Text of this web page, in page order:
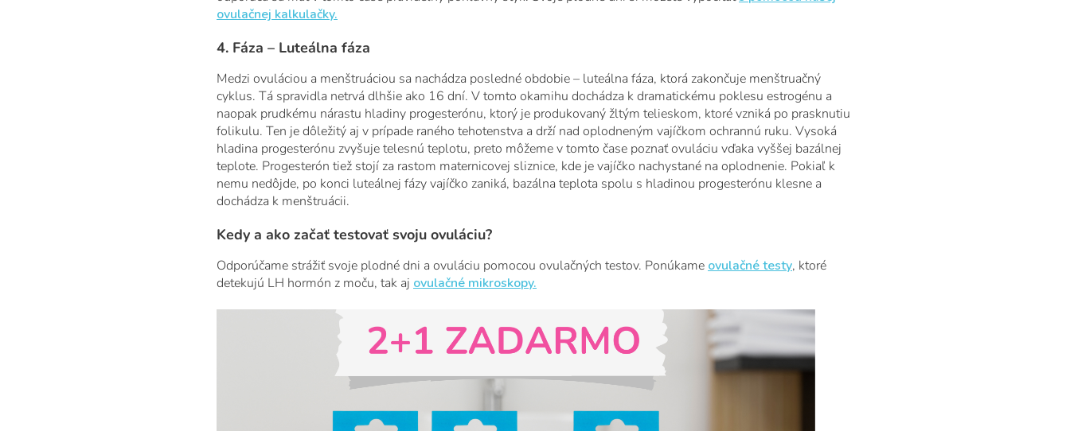
ovulačnej kalkulačky.
4. Fáza – Luteálna fáza
Medzi ovuláciou a menštruáciou sa nachádza posledné obdobie – luteálna fáza, ktorá zakončuje menštruačný
cyklus. Tá spravidla netrvá dlhšie ako 16 dní. V tomto okamihu dochádza k dramatickému poklesu estrogénu a
naopak prudkému nárastu hladiny progesterónu, ktorý je produkovaný žltým telieskom, ktoré vzniká po prasknutiu
folikulu. Ten je dôležitý aj v prípade raného tehotenstva a drží nad oplodneným vajíčkom ochrannú ruku. Vysoká
hladina progesterónu zvyšuje telesnú teplotu, preto môžeme v tomto čase poznať ovuláciu vďaka vyššej bazálnej
teplote. Progesterón tiež stojí za rastom maternicovej sliznice, kde je vajíčko nachystané na oplodnenie. Pokiaľ k
nemu nedôjde, po konci luteálnej fázy vajíčko zaniká, bazálna teplota spolu s hladinou progesterónu klesne a
dochádza k menštruácii.
Kedy a ako začať testovať svoju ovuláciu?
Odporúčame strážiť svoje plodné dni a ovuláciu pomocou ovulačných testov. Ponúkame ovulačné testy, ktoré
detekujú LH hormón z moču, tak aj ovulačné mikroskopy.